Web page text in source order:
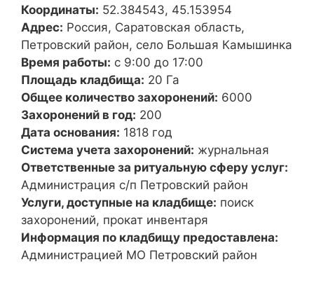
Координаты: 52.384543, 45.153954
Адрес: Россия, Саратовская область,
Петровский район, село Большая Камышинка
Время работы: с 9:00 до 17:00
Площадь кладбища: 20 Га
Общее количество захоронений: 6000
Захоронений в год: 200
Дата основания: 1818 год
Система учета захоронений: журнальная
Ответственные за ритуальную сферу услуг:
Администрация с/п Петровский район
Услуги, доступные на кладбище: поиск
захоронений, прокат инвентаря
Информация по кладбищу предоставлена:
Администрацией МО Петровский район